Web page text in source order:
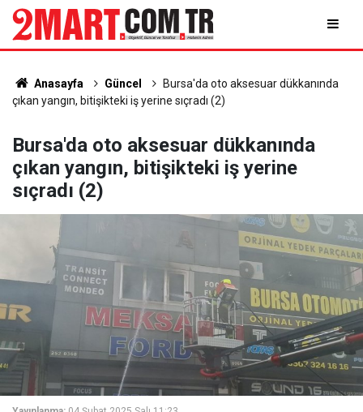
Anasayfa Güncel
Bursa'da oto aksesuar dükkanında
çıkan yangın, bitişikteki iş yerine sıçradı (2)
Bursa'da oto aksesuar dükkanında
çıkan yangın, bitişikteki iş yerine
sıçradı (2)